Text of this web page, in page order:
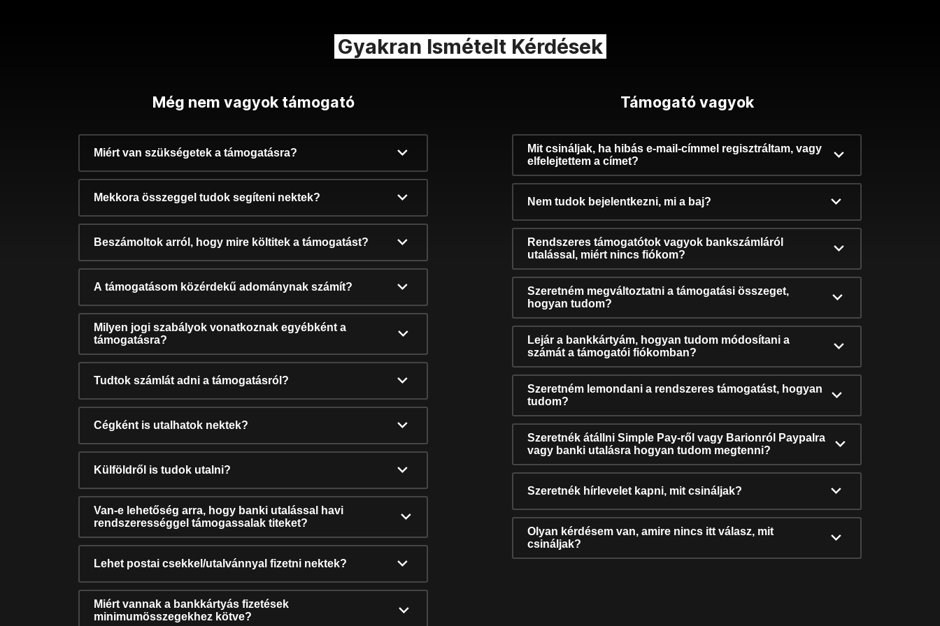
Gyakran Ismételt Kérdések
Még nem vagyok támogató
Miért van szükségetek a támogatásra?
Mekkora összeggel tudok segíteni nektek?
Beszámoltok arról, hogy mire költitek a támogatást?
A támogatásom közérdekű adománynak számít?
Milyen jogi szabályok vonatkoznak egyébként a
támogatásra?
Tudtok számlát adni a támogatásról?
Cégként is utalhatok nektek?
Külföldről is tudok utalni?
Van-e lehetőség arra, hogy banki utalással havi
rendszerességgel támogassalak titeket?
Lehet postai csekkel/utalvánnyal fizetni nektek?
Miért vannak a bankkártyás fizetések
minimumösszegekhez kötve?
Támogató vagyok
Mit csináljak, ha hibás e-mail-címmel regisztráltam, vagy
elfelejtettem a címet?
Nem tudok bejelentkezni, mi a baj?
Rendszeres támogatótok vagyok bankszámláról
utalással, miért nincs fiókom?
Szeretném megváltoztatni a támogatási összeget,
hogyan tudom?
Lejár a bankkártyám, hogyan tudom módosítani a
számát a támogatói fiókomban?
Szeretném lemondani a rendszeres támogatást, hogyan
tudom?
Szeretnék átállni Simple Pay-ről vagy Barionról Paypalra
vagy banki utalásra hogyan tudom megtenni?
Szeretnék hírlevelet kapni, mit csináljak?
Olyan kérdésem van, amire nincs itt válasz, mit
csináljak?